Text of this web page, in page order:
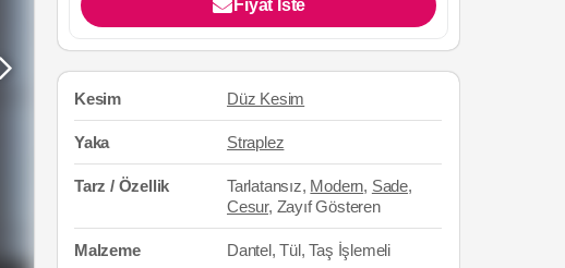
Fiyat İste
Kesim Düz Kesim
Yaka Straplez
Tarz / Özellik Tarlatansız, Modern, Sade,
Cesur, Zayıf Gösteren
Malzeme Dantel, Tül, Taş İşlemeli